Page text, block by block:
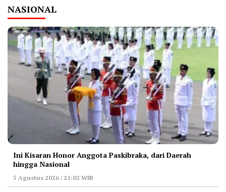
NASIONAL
Ini Kisaran Honor Anggota Paskibraka, dari Daerah
hingga Nasional
5 Agustus 2026 | 21:02 WIB